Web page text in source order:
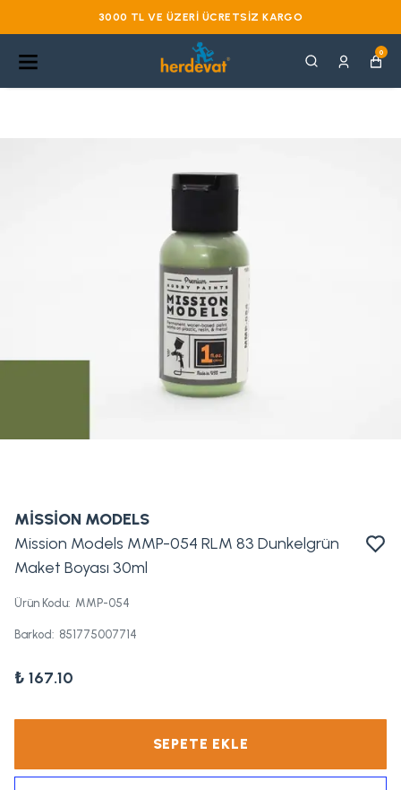
3000 TL VE ÜZERI ÜCRETSIZ KARGO
0
MİSSİON MODELS
Mission Models MMP-054 RLM 83 Dunkelgrün
Maket Boyası 30ml
Ürün Kodu: MMP-054
Barkod: 851775007714
₺ 167.10
SEPETE EKLE